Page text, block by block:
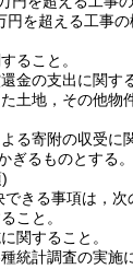
円を超える工事
ること。
金の支出に関す
土地，その他物
る寄附の収受に
ぎるものとする。
きる事項は，次
こと。
関すること。
統計調査の実施